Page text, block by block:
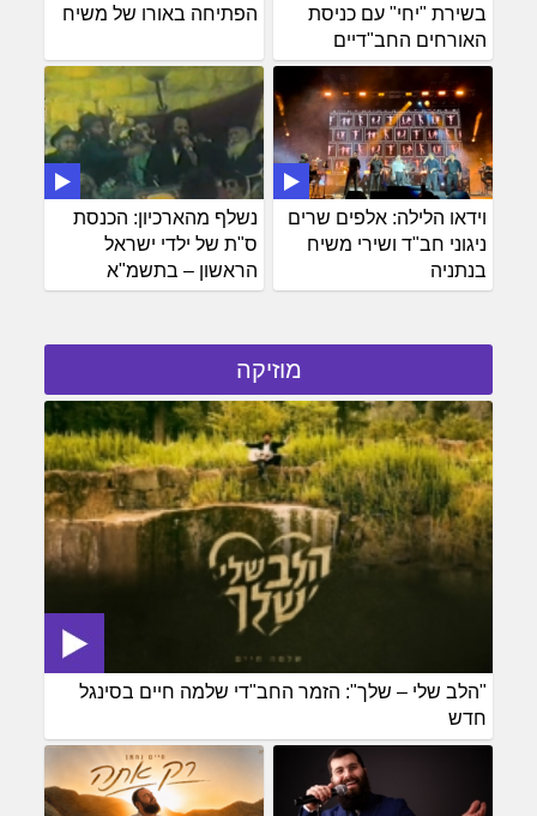
הפתיחה באורו של משיח
בשירת "יחי" עם כניסת
האורחים החב"דיים
נשלף מהארכיון: הכנסת
ס"ת של ילדי ישראל
הראשון – בתשמ"א
וידאו הלילה: אלפים שרים
ניגוני חב"ד ושירי משיח
בנתניה
מוזיקה
"הלב שלי – שלך": הזמר החב"די שלמה חיים בסינגל
חדש